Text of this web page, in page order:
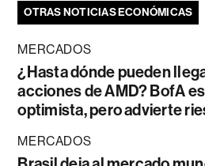
OTRAS NOTICIAS ECONÓMICAS
MERCADOS
¿Hasta dónde pueden
acciones de AMD? BofA es
optimista, pero advierte
MERCADOS